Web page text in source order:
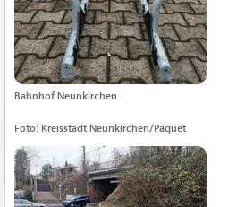
Bahnhof Neunkirchen
Foto: Kreisstadt Neunkirchen/Paquet